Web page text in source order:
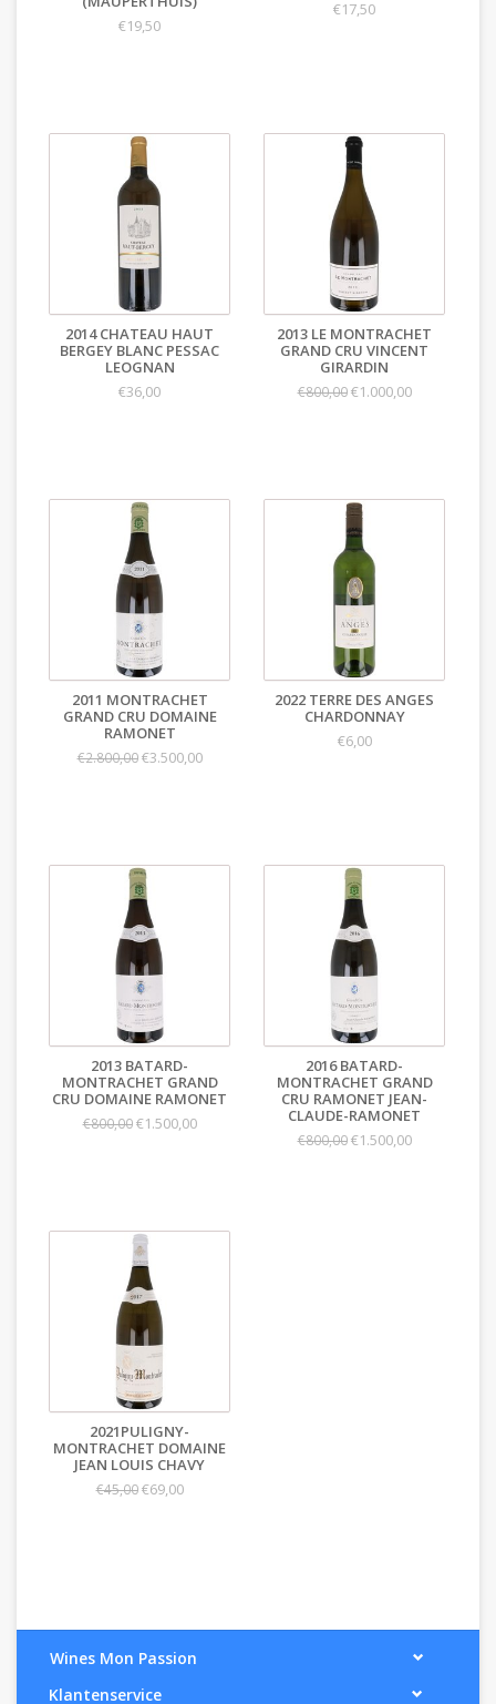
€19,50
€17,50
2014 CHATEAU HAUT
BERGEY BLANC PESSAC
LEOGNAN
€36,00
2013 LE MONTRACHET
GRAND CRU VINCENT
GIRARDIN
€800,00€1.000,00
2011 MONTRACHET
GRAND CRU DOMAINE
RAMONET
€2.800,00€3.500,00
2022 TERRE DES ANGES
CHARDONNAY
€6,00
2013 BATARD-
MONTRACHET GRAND
CRU DOMAINE RAMONET
€800,00€1.500,00
2016 BATARD-
MONTRACHET GRAND
CRU RAMONET JEAN-
CLAUDE-RAMONET
€800,00€1.500,00
2021PULIGNY-
MONTRACHET DOMAINE
JEAN LOUIS CHAVY
€45,00€69,00
Wines Mon Passion
Klantenservice